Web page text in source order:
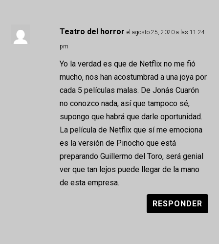
Teatro del horror el agosto 25, 2020 a las 11:24
pm
Yo la verdad es que de Netflix no me fió
mucho, nos han acostumbrad a una joya por
cada 5 películas malas. De Jonás Cuarón
no conozco nada, así que tampoco sé,
supongo que habrá que darle oportunidad.
La película de Netflix que sí me emociona
es la versión de Pinocho que está
preparando Guillermo del Toro, será genial
ver que tan lejos puede llegar de la mano
de esta empresa.
RESPONDER